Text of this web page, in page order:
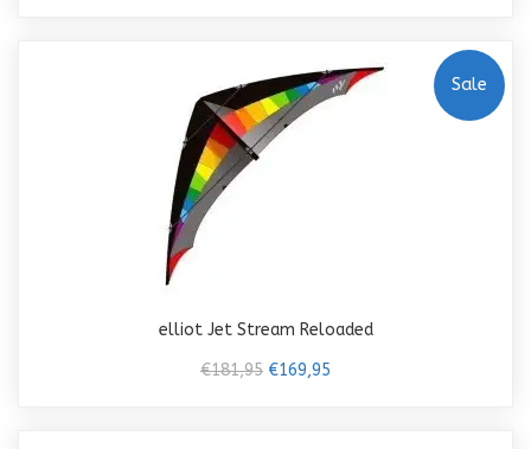
Sale
elliot Jet Stream Reloaded
€181,95 €169,95